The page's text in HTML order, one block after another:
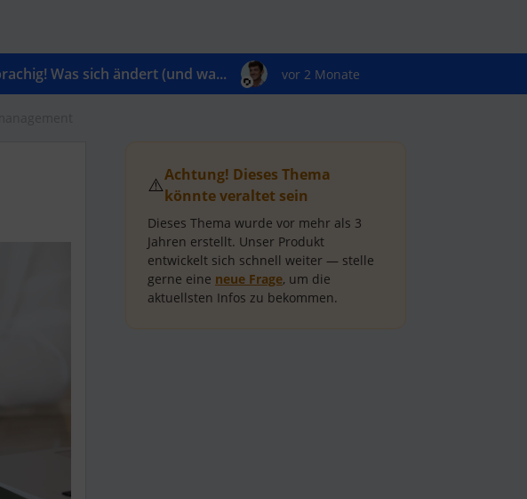
Was sich ändert (und wa... vor 2 Monate
⚠️Achtung! Dieses Thema
könnte veraltet sein
Dieses Thema wurde vor mehr als 3
Jahren erstellt. Unser Produkt
entwickelt sich schnell weiter — stelle
gerne eine neue Frage, um die
aktuellsten Infos zu bekommen.